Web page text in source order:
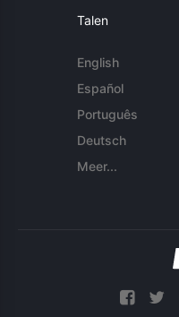
Talen
English
Español
Português
Deutsch
Meer...